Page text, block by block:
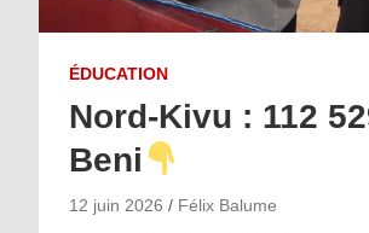
ÉDUCATION
Nord-Kivu : 112
Beni
12 juin 2026 Félix Balume